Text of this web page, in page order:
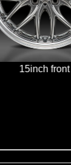
15inch front